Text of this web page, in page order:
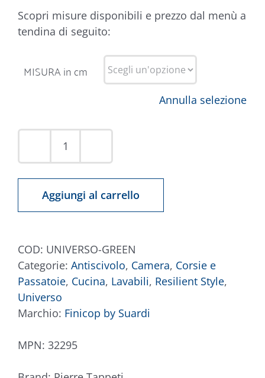
Scopri misure disponibili e prezzo dal menù a
tendina di seguito:
MISURA in cm
Annulla selezione
Tappeto
quantità
Aggiungi al carrello
COD: UNIVERSO-GREEN
Categorie: Antiscivolo, Camera, Corsie e
Passatoie, Cucina, Lavabili, Resilient Style,
Universo
Marchio: Finicop by Suardi
MPN: 32295